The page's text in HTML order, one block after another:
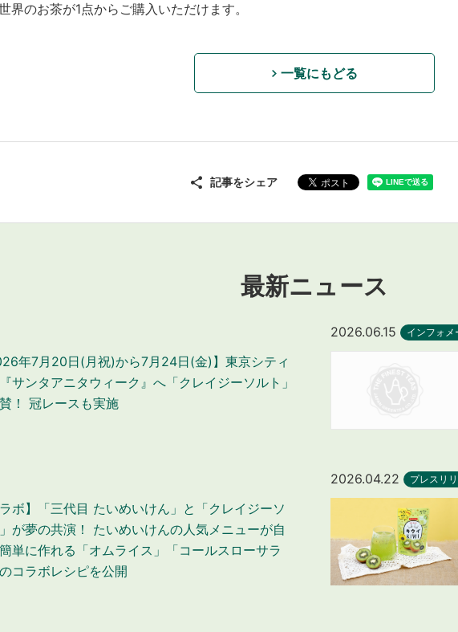
界のお茶が1点からご購入いただけます。
一覧にもどる
記事をシェア
最新ニュース
年7月20日(月祝)から7月24日(金)】東京シティ
サンタアニタウィーク』へ「クレイジーソルト」
！ 冠レースも実施
2026.06.15 インフォメ
ラボ】「三代目 たいめいけん」と「クレイジーソ
が夢の共演！ たいめいけんの人気メニューが自
単に作れる「オムライス」「コールスローサラ
コラボレシピを公開
2026.04.22 プレスリ